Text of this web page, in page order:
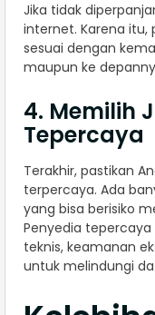
Jika tidak
internet. Karena itu,
sesuai dengan
maupun ke
4. Memilih
Tepercaya
Terakhir, pastikan
terpercaya. Ada
yang bisa berisiko
Penyedia
teknis, keamanan
untuk melindungi